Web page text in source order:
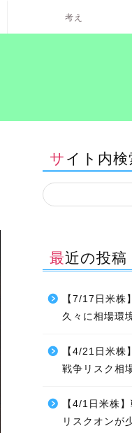
考え
サイト内
最近の投稿
【7/17日米株
久々に相場環
【4/21日米株
戦争リスク相
【4/1日米株
リスクオンが